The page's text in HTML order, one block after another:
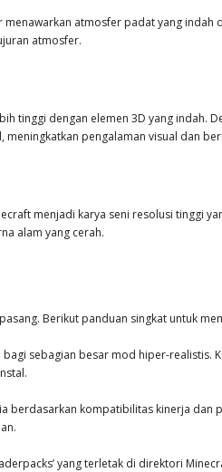
atmosfer padat yang indah
atmosfer.
tinggi dengan elemen 3D yang indah.
pengalaman visual dan
menjadi karya seni resolusi tinggi
alam yang cerah.
Berikut panduan singkat untuk
sebagian besar mod hiper-realistis.
berdasarkan kompatibilitas kinerja dan
yang terletak di direktori